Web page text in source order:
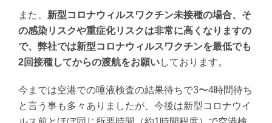
また、 新型コロナウィルスワクチン未接種の場合、そ
の感染リスクや重症化リスクは非常に高くなりますの
で、弊社では新型コロナウィルスワクチンを最低でも
2回接種してからの渡航をお願いしております。
今までは空港での唾液検査の結果待ちで3〜4時間待ち
と言う事も多々ありましたが、今後は新型コロナウイ